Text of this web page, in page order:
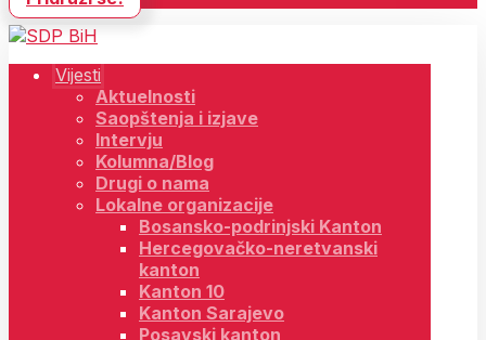
Vijesti
Aktuelnosti
Saopštenja i izjave
Intervju
Kolumna/Blog
Drugi o nama
Lokalne organizacije
Bosansko-podrinjski Kanton
Hercegovačko-neretvanski
kanton
Kanton 10
Kanton Sarajevo
Posavski kanton